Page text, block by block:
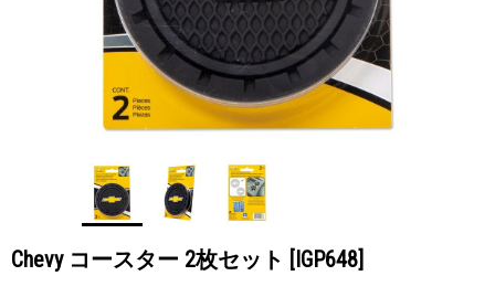
Chevy コースター 2枚セット [IGP648]